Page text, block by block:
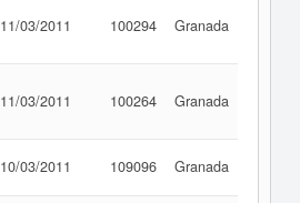
11/03/2011 100294 Granada
11/03/2011 100264 Granada
10/03/2011 109096 Granada